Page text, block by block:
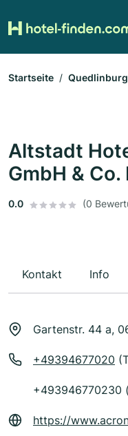
Startseite Quedlinburg
Altstadt
GmbH & Co.
0.0 (0
Kontakt Info
Gartenstr. 44 a,
+49394677020
+493946770230
https://